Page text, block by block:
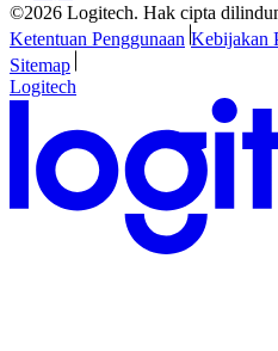
©2026 Logitech. Hak cipta
Ketentuan Penggunaan Kebijakan
Sitemap
Logitech